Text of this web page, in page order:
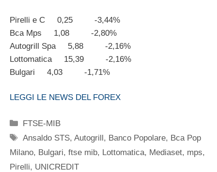
Pirelli e C 0,25 -3,44%
Bca Mps 1,08 -2,80%
Autogrill Spa 5,88 -2,16%
Lottomatica 15,39 -2,16%
Bulgari 4,03 -1,71%
LEGGI LE NEWS DEL FOREX
Categorie
FTSE-MIB
Tag
Ansaldo STS,Autogrill, Banco Popolare, Bca Pop
Milano, Bulgari, ftse mib, Lottomatica, Mediaset, mps,
Pirelli, UNICREDIT